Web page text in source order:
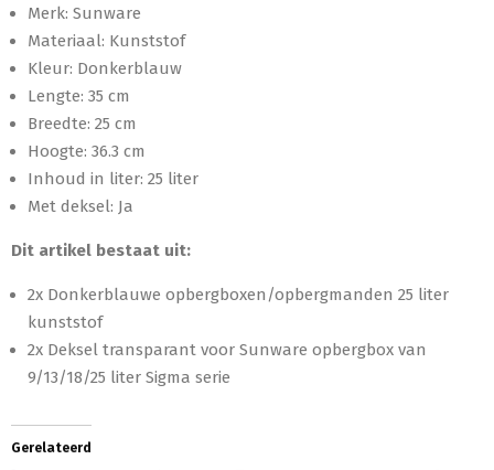
Merk: Sunware
Materiaal: Kunststof
Kleur: Donkerblauw
Lengte: 35 cm
Breedte: 25 cm
Hoogte: 36.3 cm
Inhoud in liter: 25 liter
Met deksel: Ja
Dit artikel bestaat uit:
2x Donkerblauwe opbergboxen/opbergmanden 25 liter
kunststof
2x Deksel transparant voor Sunware opbergbox van
9/13/18/25 liter Sigma serie
Gerelateerd